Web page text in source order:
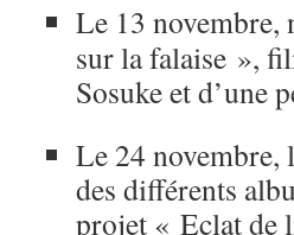
Le 13 novembre,
sur la falaise »,
Sosuke et d’une
Le 24 novembre,
des différents
projet « Eclat de